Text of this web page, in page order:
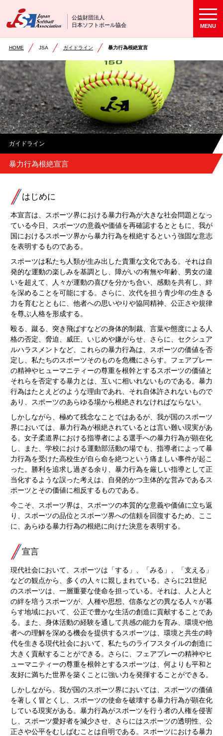
公益財団法人
日本ソフトボール協会
MENU
HOME JSA ガイドライン 暴力行為根絶宣言
ガイドライン
暴力行為根絶宣言
はじめに
本宣言は、スポーツ界における暴力行為が大きな社会問題となっ
ている今日、スポーツの意義や価値を再確認するとともに、我が
国におけるスポーツ界から暴力行為を根絶するという強固な意志
を表明するものである。
スポーツは私たち人類が生み出した貴重な文化である。それは自
発的な運動の楽しみを基調とし、障がいの有無や年齢、男女の違
いを超えて、人々が運動の喜びを分かち合い、感動を共有し、絆
を深めることを可能にする。さらに、次代を担う青少年の生きる
力を育むとともに、他者への思いやりや協同精神、公正さや規律
を尊ぶ人格を形成する。
殴る、蹴る、突き飛ばすなどの身体的制裁、言葉や態度による人
格の否定、脅迫、威圧、いじめや嫌がらせ、さらに、セクシュア
ルハラスメントなど、これらの暴力行為は、スポーツの価値を否
定し、私たちのスポーツそのものを危機にさらす。フェアプレー
の精神やヒューマニティーの尊重を根幹とするスポーツの価値と
それらを否定する暴力とは、互いに相いれないものである。暴力
行為はたとえどのような理由であれ、それ自体許されないもので
あり、スポーツのあらゆる場から根絶されなければならない。
しかしながら、極めて残念なことではあるが、我が国のスポーツ
界においては、暴力行為が根絶されているとは言い難い現実があ
る。女子柔道界における指導者による選手への暴力行為が顕在化
し、また、学校における運動部活動の場でも、指導者によって暴
力行為を受けた高校生が自ら命を絶つという痛ましい事件が起こ
った。勝利を追求し過ぎる余り、暴力行為を厳しい指導として正
当化するような誤った考えは、自発的かつ主体的な営みであるス
ポーツとその価値に相反するものである。
今こそ、スポーツ界は、スポーツの本質的な意義や価値に立ち返
り、スポーツの品位とスポーツ界への信頼を回復するため、ここ
に、あらゆる暴力行為の根絶に向けた決意を表明する。
宣言
現代社会において、スポーツは「する」、「みる」、「支える」
などの観点から、多くの人々に親しまれている。さらに21世紀
のスポーツは、一層重要な使命を担っている。それは、人と人と
の絆を培うスポーツが、人種や思想、信条などの異なる人々が暮
らす地域において、公正で豊かな生活の創造に貢献することであ
る。また、身体活動の経験を通して共感の能力を育み、環境や他
者への理解を深める機会を提供するスポーツは、環境と共生の時
代を生きる現代社会において、私たちのライフスタイルの創造に
大きく貢献することができる。さらに、フェアプレーの精神やヒ
ューマニティーの尊重を根幹とするスポーツは、何よりも平和と
友好に満ちた世界を築くことに強い力を発揮することができる。
しかしながら、我が国のスポーツ界においては、スポーツの価値
を著しく冒とくし、スポーツの使命を破壊する暴力行為が顕在化
している現実がある。暴力行為がスポーツを行う者の人権を侵害
し、スポーツ愛好者を減少させ、さらにはスポーツの透明性、公
正さや公平をむしばむことは自明である。スポーツにおける暴力